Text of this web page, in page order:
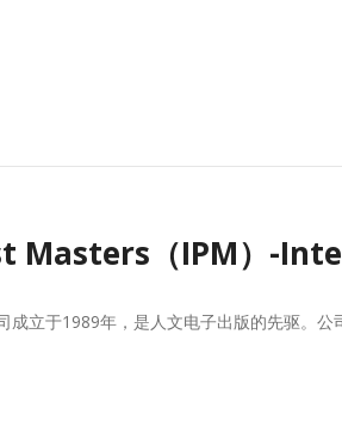
Masters（IPM）-
成立于1989年，是人文电子出版的先驱。